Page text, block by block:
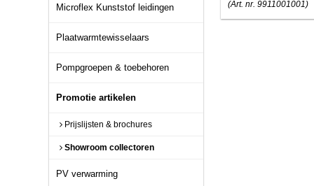
Microflex Kunststof leidingen
Plaatwarmtewisselaars
Pompgroepen & toebehoren
Promotie artikelen
Prijslijsten & brochures
Showroom collectoren
PV verwarming
(Art. nr. 9911001001)